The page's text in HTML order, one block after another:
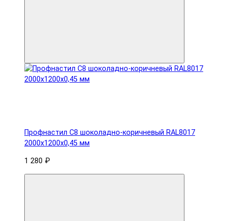
Профнастил С8 шоколадно-коричневый RAL8017
2000х1200х0,45 мм
1 280 ₽